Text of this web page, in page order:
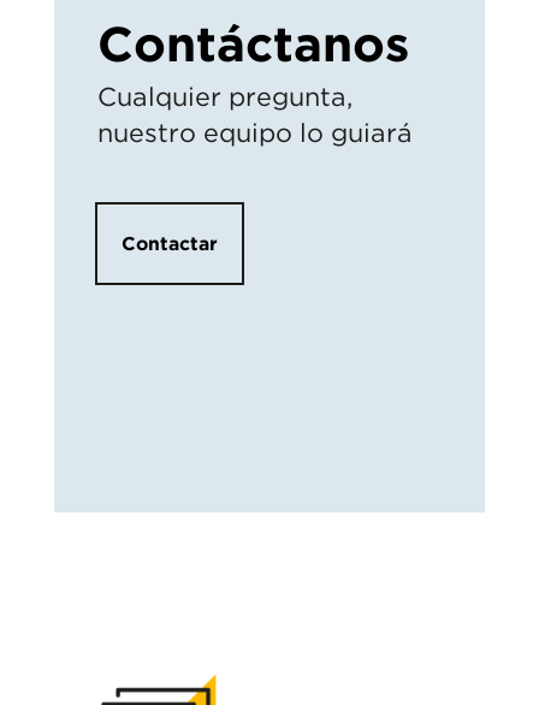
Contáctanos
Cualquier pregunta,
nuestro equipo lo guiará
Contactar